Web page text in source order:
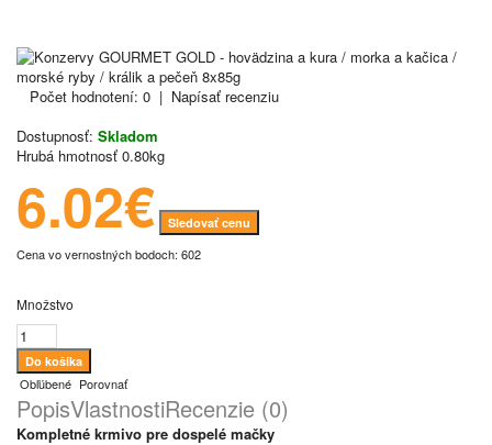
Počet hodnotení: 0 | Napísať recenziu
Dostupnosť: Skladom
Hrubá hmotnosť 0.80kg
6.02€ Sledovať cenu
Cena vo vernostných bodoch: 602
Množstvo
Obľúbené Porovnať
PopisVlastnostiRecenzie (0)
Kompletné krmivo pre dospelé mačky